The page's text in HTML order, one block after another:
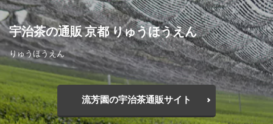
宇治茶の通販 京都 りゅうほうえん
りゅうほうえん
流芳園の宇治茶通販サイト